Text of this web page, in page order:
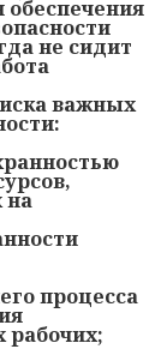
обеспечения
не сидит
важных
на
процесса
рабочих;